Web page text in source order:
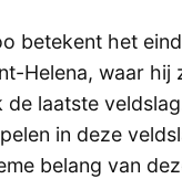
betekent het
Helena, waar hij
laatste
in deze
belang van